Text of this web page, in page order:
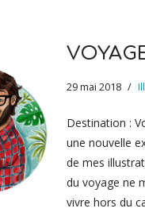
29 mai 2018
Destination :
une nouvelle
de mes
du voyage ne
vivre hors du